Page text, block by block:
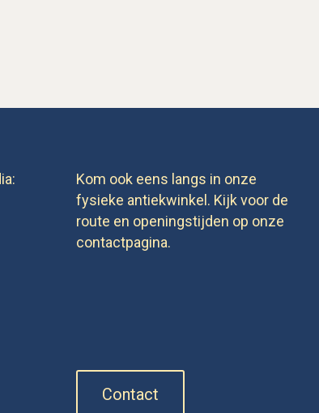
Kom ook eens langs in onze
fysieke antiekwinkel. Kijk voor de
route en openingstijden op onze
contactpagina.
Contact